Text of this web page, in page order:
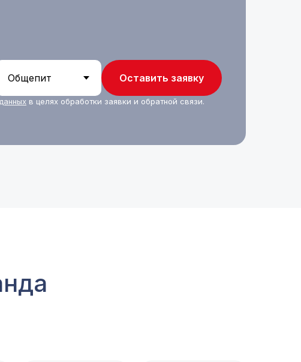
в целях обработки заявки и обратной связи.
Оставить заявку